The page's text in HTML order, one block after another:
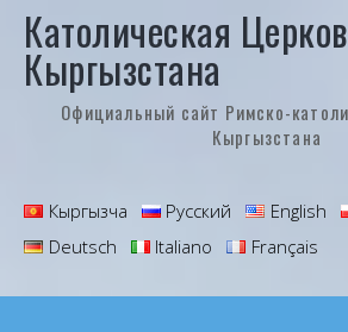
Католическая
Кыргызстана
Официальный сайт Римско-
Кыргызстана
Кыргызча Русский English
Deutsch
Italiano Français